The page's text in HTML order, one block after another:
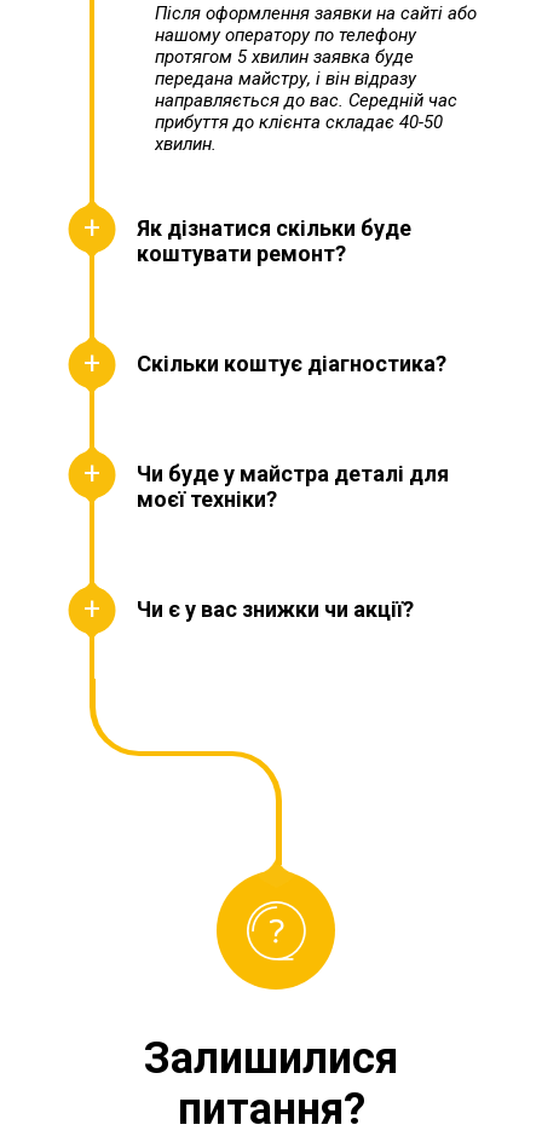
Після оформлення заявки на сайті або
нашому оператору по телефону
протягом 5 хвилин заявка буде
передана майстру, і він відразу
направляється до вас. Середній час
прибуття до клієнта складає 40-50
хвилин.
Як дізнатися скільки буде
коштувати ремонт?
Скільки коштує діагностика?
Чи буде у майстра деталі для
моєї техніки?
Чи є у вас знижки чи акції?
Залишилися
питання?